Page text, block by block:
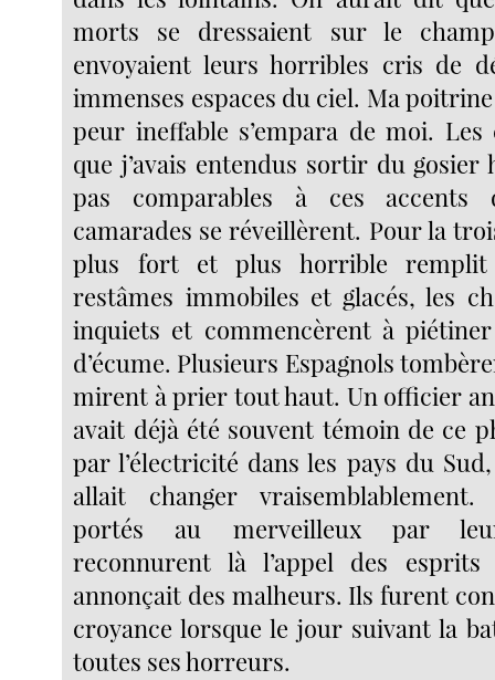
morts se dressaient sur le
envoyaient leurs horribles cris de
immenses espaces du ciel. Ma
peur ineffable s’empara de moi.
que j’avais entendus sortir du gosier
pas comparables à ces accents
camarades se réveillèrent. Pour la
plus fort et plus horrible remplit
restâmes immobiles et glacés, les
inquiets et commencèrent à
d’écume. Plusieurs Espagnols
mirent à prier tout haut. Un officier
avait déjà été souvent témoin de ce
par l’électricité dans les pays du
allait changer vraisemblablement.
portés au merveilleux par
reconnurent là l’appel des
annonçait des malheurs. Ils furent
croyance lorsque le jour suivant la
toutes ses horreurs.